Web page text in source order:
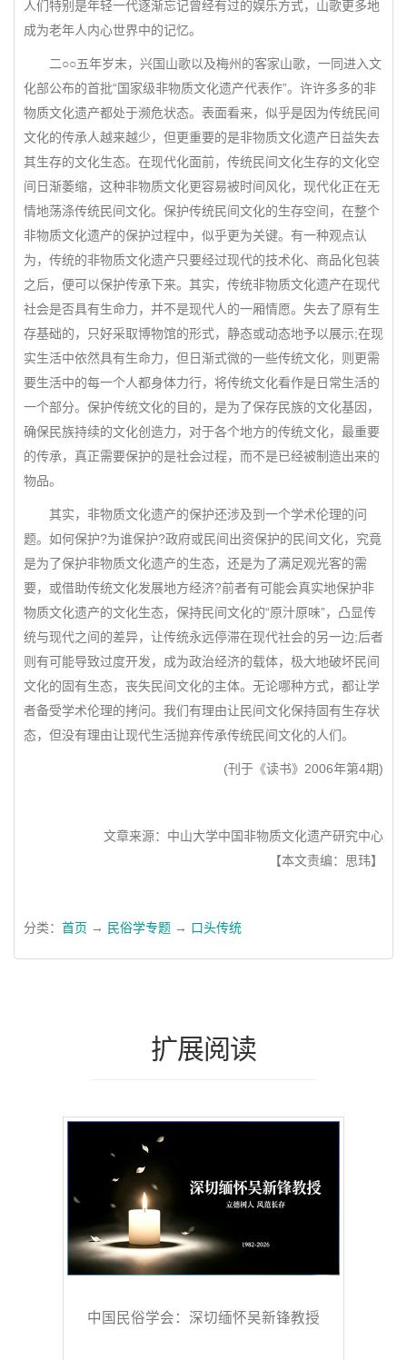
人们特别是年轻一代逐渐忘记曾经有过的娱乐方式，山歌更多地
成为老年人内心世界中的记忆。
二○○五年岁末，兴国山歌以及梅州的客家山歌，一同进入文
化部公布的首批“国家级非物质文化遗产代表作”。许许多多的非
物质文化遗产都处于濒危状态。表面看来，似乎是因为传统民间
文化的传承人越来越少，但更重要的是非物质文化遗产日益失去
其生存的文化生态。在现代化面前，传统民间文化生存的文化空
间日渐萎缩，这种非物质文化更容易被时间风化，现代化正在无
情地荡涤传统民间文化。保护传统民间文化的生存空间，在整个
非物质文化遗产的保护过程中，似乎更为关键。有一种观点认
为，传统的非物质文化遗产只要经过现代的技术化、商品化包装
之后，便可以保护传承下来。其实，传统非物质文化遗产在现代
社会是否具有生命力，并不是现代人的一厢情愿。失去了原有生
存基础的，只好采取博物馆的形式，静态或动态地予以展示;在现
实生活中依然具有生命力，但日渐式微的一些传统文化，则更需
要生活中的每一个人都身体力行，将传统文化看作是日常生活的
一个部分。保护传统文化的目的，是为了保存民族的文化基因，
确保民族持续的文化创造力，对于各个地方的传统文化，最重要
的传承，真正需要保护的是社会过程，而不是已经被制造出来的
物品。
其实，非物质文化遗产的保护还涉及到一个学术伦理的问
题。如何保护?为谁保护?政府或民间出资保护的民间文化，究竟
是为了保护非物质文化遗产的生态，还是为了满足观光客的需
要，或借助传统文化发展地方经济?前者有可能会真实地保护非
物质文化遗产的文化生态，保持民间文化的“原汁原味”，凸显传
统与现代之间的差异，让传统永远停滞在现代社会的另一边;后者
则有可能导致过度开发，成为政治经济的载体，极大地破坏民间
文化的固有生态，丧失民间文化的主体。无论哪种方式，都让学
者备受学术伦理的拷问。我们有理由让民间文化保持固有生存状
态，但没有理由让现代生活抛弃传承传统民间文化的人们。
(刊于《读书》2006年第4期)
文章来源：中山大学中国非物质文化遗产研究中心
【本文责编：思玮】
分类： 首页 → 民俗学专题 → 口头传统
扩展阅读
中国民俗学会：深切缅怀吴新锋教授